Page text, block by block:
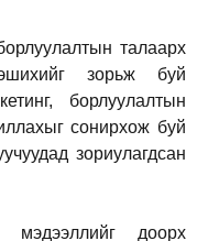
талаарх
зорьж буй
борлуулалтын
сонирхож буй
зориулагдсан
мэдээллийг доорх